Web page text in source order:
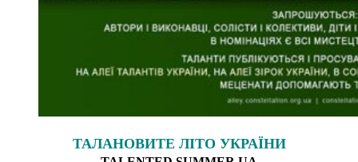
ТАЛАНОВИТЕ ЛІТО УКРАЇНИ